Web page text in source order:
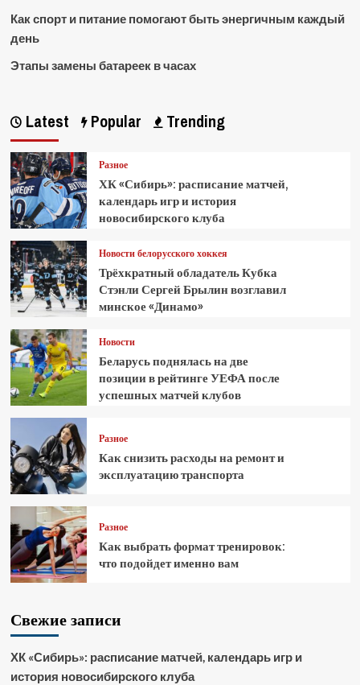
Как спорт и питание помогают быть энергичным каждый
день
Этапы замены батареек в часах
Latest Popular Trending
Разное
ХК «Сибирь»: расписание матчей,
календарь игр и история
новосибирского клуба
Новости белорусского хоккея
Трёхкратный обладатель Кубка
Стэнли Сергей Брылин возглавил
минское «Динамо»
Новости
Беларусь поднялась на две
позиции в рейтинге УЕФА после
успешных матчей клубов
Разное
Как снизить расходы на ремонт и
эксплуатацию транспорта
Разное
Как выбрать формат тренировок:
что подойдет именно вам
Свежие записи
ХК «Сибирь»: расписание матчей, календарь игр и
история новосибирского клуба